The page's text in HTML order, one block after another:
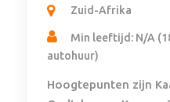
Zuid-Afrika
Min leeftijd: N/A
autohuur)
Hoogtepunten zijn